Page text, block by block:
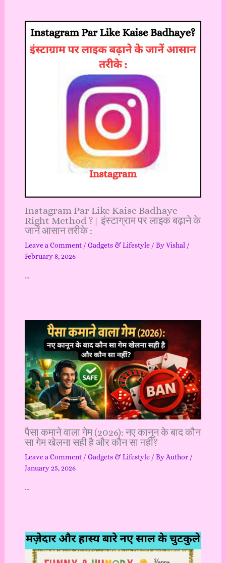
Instagram Par Like Kaise Badhaye –
Right Method ?| इंस्टाग्राम पर लाइक बढ़ाने के
जानें आसान तरीके :
Leave a Comment / Gadgets & Lifestyle/ ByVishal /
February 8, 2026
…
पैसा कमाने वाला गेम (2026): नए कानून के बाद कौन
सा गेम खेलना सही है और कौन सा नहीं?
Leave a Comment / Gadgets & Lifestyle/ By Author /
January 25, 2026
…